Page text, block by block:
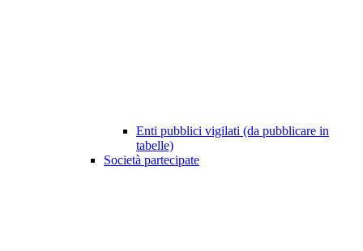
Enti pubblici vigilati (da pubblicare in
tabelle)
Società partecipate